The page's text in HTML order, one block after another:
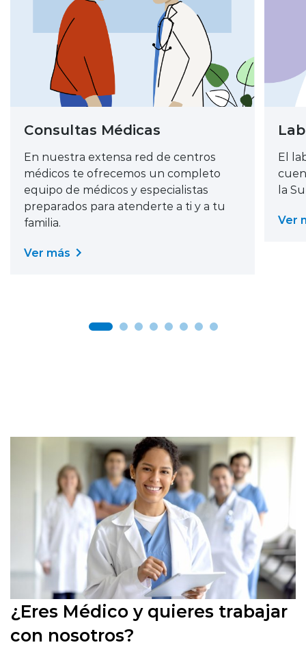
Consultas Médicas
En nuestra extensa red de centros
médicos te ofrecemos un completo
equipo de médicos y especialistas
preparados para atenderte a ti y a tu
familia.
Ver más
El
la
Ver
¿Eres Médico y quieres trabajar
con nosotros?